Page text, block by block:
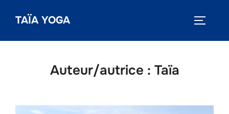
TAÏA YOGA
Auteur/autrice : Taïa